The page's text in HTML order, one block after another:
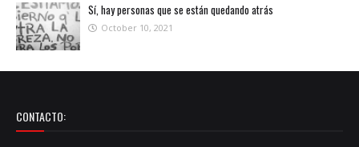
Sí, hay personas que se están quedando atrás
October 10, 2021
CONTACTO: